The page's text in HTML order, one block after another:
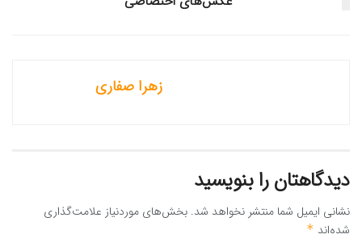
زهرا صفاری
دیدگاهتان را بنویسید
نشانی ایمیل شما منتشر نخواهد شد. بخش‌های موردنیاز علامت‌گذاری
شده‌اند *